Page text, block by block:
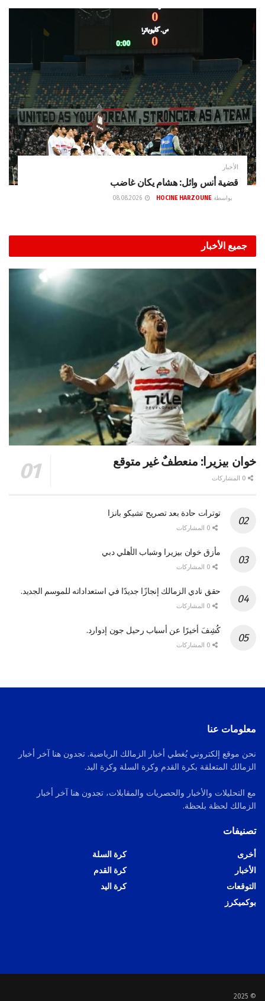
الأخبار
قضية أنس وائل: هشام يكان غاضب
بواسطة HOCINE HARZOUNE
جميع الأخبار
خوان بيزيرا: منعطفٌ غير متوقع
توترات حادة بعد تصريح تشيكو بانزا
مأزق خوان بيزيرا وشباب الأهلي دبي
حقق نادي الزمالك إنجازًا جديدًا في استعداداته للموسم الجديد.
كُشِفَ أخيرًا عن أسباب رحيل جون إدوارد.
معلومات عنا
نحن موقع إلكتروني يُغطي أخبار الزمالك الرياضية. تجدون هنا آخر أخبار
الزمالك المتعلقة بكرة القدم وكرة السلة وكرة اليد.
مع التحليلات والأخبار والحصريات والمقابلات، تجدون هنا آخر أخبار
الزمالك لحظة بلحظة.
تصنيفات
أخرى
الأخبار
التوقعات
بوكميكرز
كرة السلة
كرة القدم
كرة اليد
© 2025